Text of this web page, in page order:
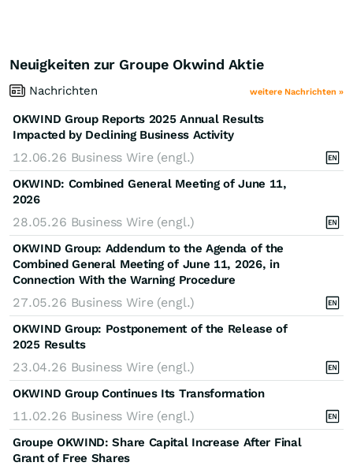
Neuigkeiten zur Groupe Okwind Aktie
Nachrichten weitere Nachrichten »
OKWIND Group Reports 2025 Annual Results
Impacted by Declining Business Activity
12.06.26 Business Wire (engl.)
OKWIND: Combined General Meeting of June 11,
2026
28.05.26 Business Wire (engl.)
OKWIND Group: Addendum to the Agenda of the
Combined General Meeting of June 11, 2026, in
Connection With the Warning Procedure
27.05.26 Business Wire (engl.)
OKWIND Group: Postponement of the Release of
2025 Results
23.04.26 Business Wire (engl.)
OKWIND Group Continues Its Transformation
11.02.26 Business Wire (engl.)
Groupe OKWIND: Share Capital Increase After Final
Grant of Free Shares